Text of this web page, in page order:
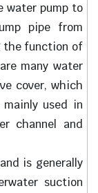
water pump to
pipe from
the function of
many water
cover, which
used in
channel and
is generally
suction